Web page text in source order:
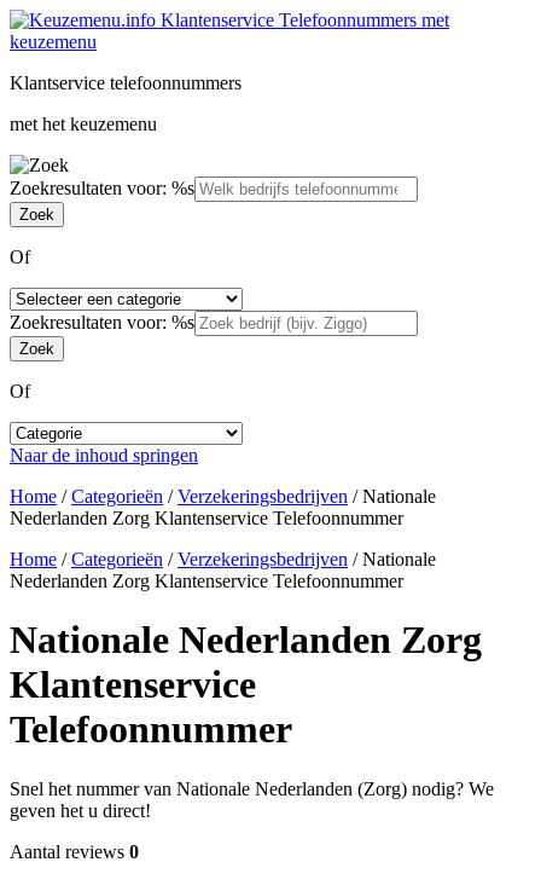
Klantservice telefoonnummers
met het keuzemenu
Zoekresultaten voor: %s
Of
Zoekresultaten voor: %s
Of
Naar de inhoud springen
Home /Categorieën /Verzekeringsbedrijven /Nationale
Nederlanden Zorg Klantenservice Telefoonnummer
Home /Categorieën /Verzekeringsbedrijven /Nationale
Nederlanden Zorg Klantenservice Telefoonnummer
Nationale Nederlanden Zorg
Klantenservice
Telefoonnummer
Snel het nummer van Nationale Nederlanden (Zorg) nodig? We
geven het u direct!
Aantal reviews 0